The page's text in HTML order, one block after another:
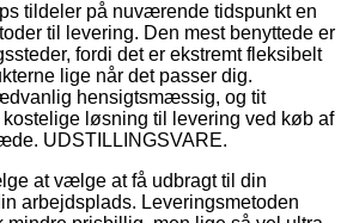
tildeler på nuværende tidspunkt en
til levering. Den mest benyttede er
fordi det er ekstremt fleksibelt
lige når det passer dig.
hensigtsmæssig, og tit
kostelige løsning til levering ved køb af
UDSTILLINGSVARE.
at vælge at få udbragt til din
arbejdsplads. Leveringsmetoden